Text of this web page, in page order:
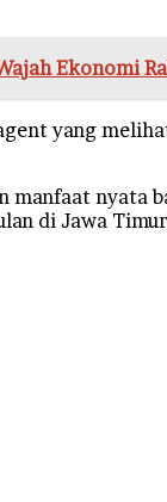
Ekonomi
yang
nyata
di Jawa